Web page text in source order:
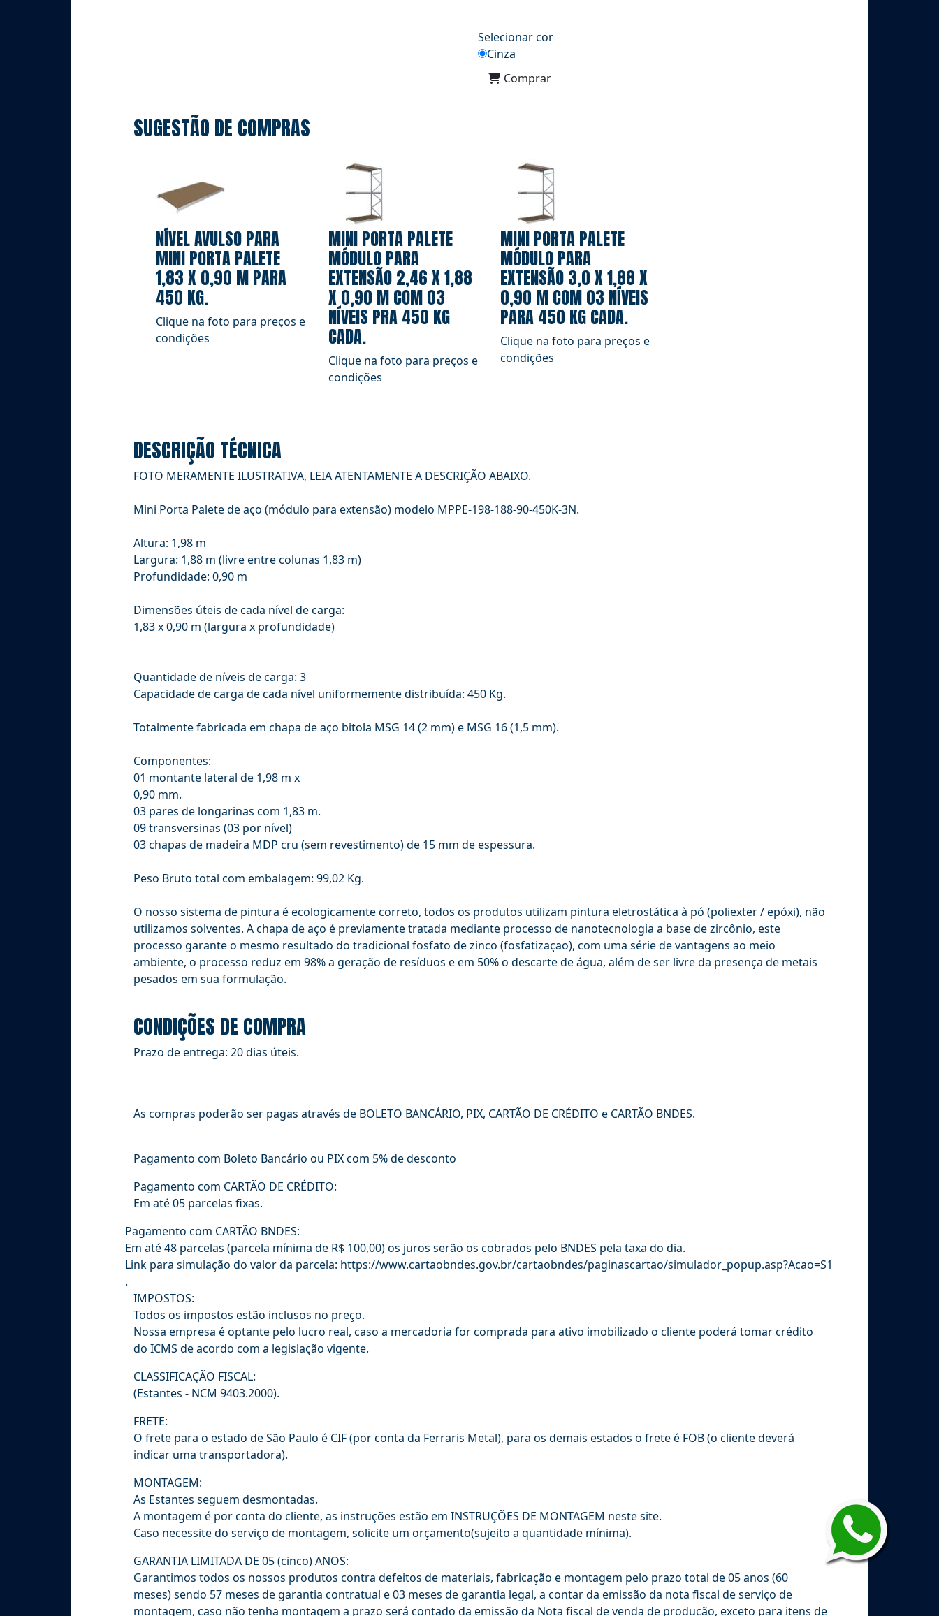
Selecionar cor
Cinza
Comprar
SUGESTÃO DE COMPRAS
NÍVEL AVULSO PARA
MINI PORTA PALETE
1,83 X 0,90 M PARA
450 KG.
Clique na foto para preços e
condições
MINI PORTA PALETE
MÓDULO PARA
EXTENSÃO 2,46 X 1,88
X 0,90 M COM 03
NÍVEIS PRA 450 KG
CADA.
Clique na foto para preços e
condições
MINI PORTA PALETE
MÓDULO PARA
EXTENSÃO 3,0 X 1,88 X
0,90 M COM 03 NÍVEIS
PARA 450 KG CADA.
Clique na foto para preços e
condições
DESCRIÇÃO TÉCNICA
FOTO MERAMENTE ILUSTRATIVA, LEIA ATENTAMENTE A DESCRIÇÃO ABAIXO.
Mini Porta Palete de aço (módulo para extensão) modelo MPPE-198-188-90-450K-3N.
Altura: 1,98 m
Largura: 1,88 m (livre entre colunas 1,83 m)
Profundidade: 0,90 m
Dimensões úteis de cada nível de carga:
1,83 x 0,90 m (largura x profundidade)
Quantidade de níveis de carga: 3
Capacidade de carga de cada nível uniformemente distribuída: 450 Kg.
Totalmente fabricada em chapa de aço bitola MSG 14 (2 mm) e MSG 16 (1,5 mm).
Componentes:
01 montante lateral de 1,98 m x
0,90 mm.
03 pares de longarinas com 1,83 m.
09 transversinas (03 por nível)
03 chapas de madeira MDP cru (sem revestimento) de 15 mm de espessura.
Peso Bruto total com embalagem: 99,02 Kg.
O nosso sistema de pintura é ecologicamente correto, todos os produtos utilizam pintura eletrostática à pó (poliexter / epóxi), não
utilizamos solventes. A chapa de aço é previamente tratada mediante processo de nanotecnologia a base de zircônio, este
processo garante o mesmo resultado do tradicional fosfato de zinco (fosfatizaçao), com uma série de vantagens ao meio
ambiente, o processo reduz em 98% a geração de resíduos e em 50% o descarte de água, além de ser livre da presença de metais
pesados em sua formulação.
CONDIÇÕES DE COMPRA
Prazo de entrega: 20 dias úteis.
As compras poderão ser pagas através de BOLETO BANCÁRIO, PIX, CARTÃO DE CRÉDITO e CARTÃO BNDES.
Pagamento com Boleto Bancário ou PIX com 5% de desconto
Pagamento com CARTÃO DE CRÉDITO:
Em até 05 parcelas fixas.
Pagamento com CARTÃO BNDES:
Em até 48 parcelas (parcela mínima de R$ 100,00) os juros serão os cobrados pelo BNDES pela taxa do dia.
Link para simulação do valor da parcela: https://www.cartaobndes.gov.br/cartaobndes/paginascartao/simulador_popup.asp?Acao=S1
.
IMPOSTOS:
Todos os impostos estão inclusos no preço.
Nossa empresa é optante pelo lucro real, caso a mercadoria for comprada para ativo imobilizado o cliente poderá tomar crédito
do ICMS de acordo com a legislação vigente.
CLASSIFICAÇÃO FISCAL:
(Estantes - NCM 9403.2000).
FRETE:
O frete para o estado de São Paulo é CIF (por conta da Ferraris Metal), para os demais estados o frete é FOB (o cliente deverá
indicar uma transportadora).
MONTAGEM:
As Estantes seguem desmontadas.
A montagem é por conta do cliente, as instruções estão em INSTRUÇÕES DE MONTAGEM neste site.
Caso necessite do serviço de montagem, solicite um orçamento(sujeito a quantidade mínima).
GARANTIA LIMITADA DE 05 (cinco) ANOS:
Garantimos todos os nossos produtos contra defeitos de materiais, fabricação e montagem pelo prazo total de 05 anos (60
meses) sendo 57 meses de garantia contratual e 03 meses de garantia legal, a contar da emissão da nota fiscal de serviço de
montagem, caso não tenha montagem a prazo será contado da emissão da Nota fiscal de venda de produção, exceto para itens de